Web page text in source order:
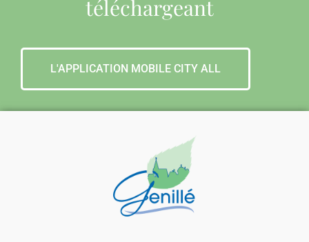
téléchargeant
L'APPLICATION MOBILE CITY ALL